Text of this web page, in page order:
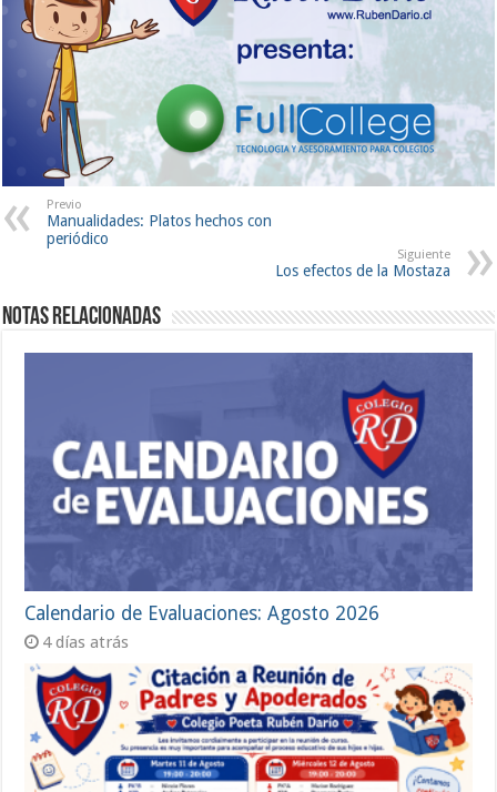
Previo
Manualidades: Platos hechos con
periódico
Siguiente
Los efectos de la Mostaza
Notas Relacionadas
Calendario de Evaluaciones: Agosto 2026
4 días atrás